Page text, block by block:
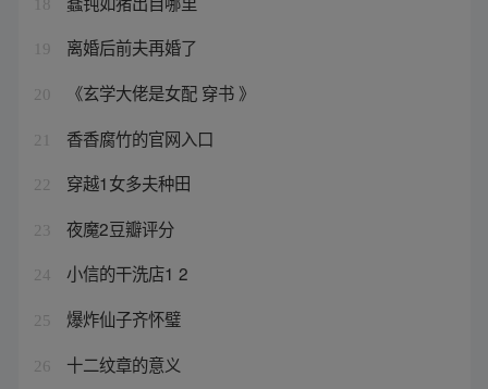
19 离婚后前夫再婚了
20 《玄学大佬是女配 穿书 》
21 香香腐竹的官网入口
22 穿越1女多夫种田
23 夜魔2豆瓣评分
24 小信的干洗店1 2
25 爆炸仙子齐怀璧
26 十二纹章的意义